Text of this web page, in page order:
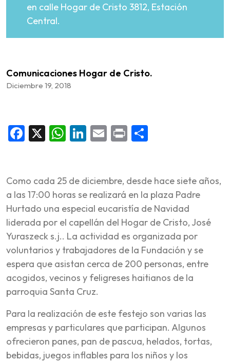
en calle Hogar de Cristo 3812, Estación
Central.
Comunicaciones Hogar de Cristo.
Diciembre 19, 2018
Facebook
X WhatsApp
LinkedIn
Email
Print
Como cada 25 de diciembre, desde hace siete años,
a las 17:00 horas se realizará en la plaza Padre
Hurtado una especial eucaristía de Navidad
liderada por el capellán del Hogar de Cristo, José
Yuraszeck s.j.. La actividad es organizada por
voluntarios y trabajadores de la Fundación y se
espera que asistan cerca de 200 personas, entre
acogidos, vecinos y feligreses haitianos de la
parroquia Santa Cruz.
Para la realización de este festejo son varias las
empresas y particulares que participan. Algunos
ofrecieron panes, pan de pascua, helados, tortas,
bebidas, juegos inflables para los niños y los